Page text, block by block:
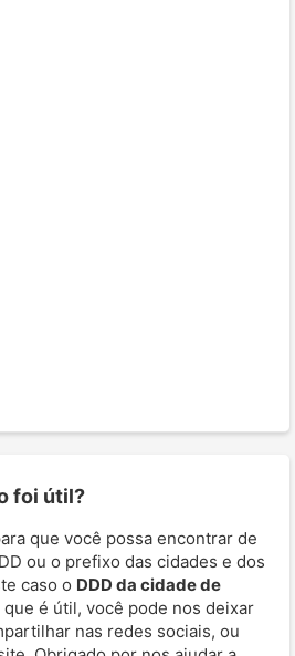
foi útil?
que você possa encontrar de
ou o prefixo das cidades e dos
caso o DDD da cidade de
que é útil, você pode nos deixar
nas redes sociais, ou